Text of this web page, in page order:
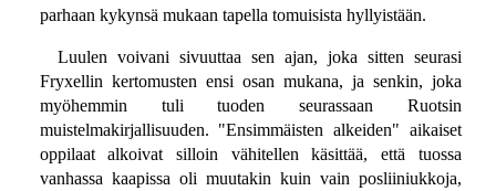
parhaan kykynsä mukaan tapella tomuisista hyllyistään.
Luulen voivani sivuuttaa sen ajan, joka sitten seurasi
Fryxellin kertomusten ensi osan mukana, ja senkin, joka
myöhemmin tuli tuoden seurassaan Ruotsin
muistelmakirjallisuuden. "Ensimmäisten alkeiden" aikaiset
oppilaat alkoivat silloin vähitellen käsittää, että tuossa
vanhassa kaapissa oli muutakin kuin vain posliiniukkoja,